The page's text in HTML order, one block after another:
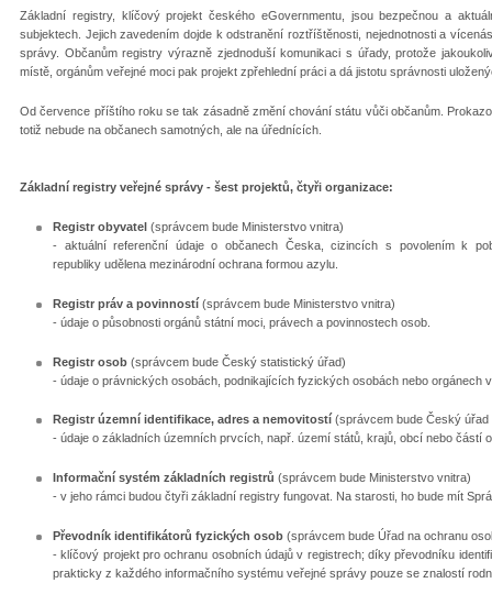
Základní registry, klíčový projekt českého eGovernmentu, jsou bezpečnou a
subjektech. Jejich zavedením dojde k odstranění roztříštěnosti, nejednotnosti a
správy. Občanům registry výrazně zjednoduší komunikaci s úřady, protože
místě, orgánům veřejné moci pak projekt zpřehlední práci a dá jistotu správnosti
Od července příštího roku se tak zásadně změní chování státu vůči občanům.
totiž nebude na občanech samotných, ale na úřednících.
Základní registry veřejné správy - šest projektů, čtyři organizace:
Registr obyvatel (správcem bude Ministerstvo vnitra)
- aktuální referenční údaje o občanech Česka, cizincích s povolením k
republiky udělena mezinárodní ochrana formou azylu.
Registr práv a povinností (správcem bude Ministerstvo vnitra)
- údaje o působnosti orgánů státní moci, právech a povinnostech osob.
Registr osob (správcem bude Český statistický úřad)
- údaje o právnických osobách, podnikajících fyzických osobách nebo orgánech
Registr územní identifikace, adres a nemovitostí (správcem bude Český
- údaje o základních územních prvcích, např. území států, krajů, obcí nebo částí
Informační systém základních registrů (správcem bude Ministerstvo vnitra)
- v jeho rámci budou čtyři základní registry fungovat. Na starosti, ho bude mít
Převodník identifikátorů fyzických osob (správcem bude Úřad na ochranu
- klíčový projekt pro ochranu osobních údajů v registrech; díky převodníku
prakticky z každého informačního systému veřejné správy pouze se znalostí